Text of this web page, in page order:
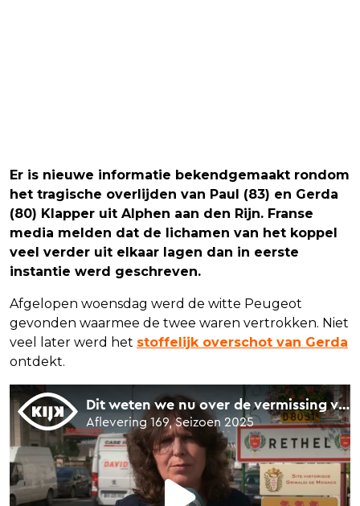
Er is nieuwe informatie bekendgemaakt rondom
het tragische overlijden van Paul (83) en Gerda
(80) Klapper uit Alphen aan den Rijn. Franse
media melden dat de lichamen van het koppel
veel verder uit elkaar lagen dan in eerste
instantie werd geschreven.
Afgelopen woensdag werd de witte Peugeot
gevonden waarmee de twee waren vertrokken. Niet
veel later werd het stoffelijk overschot van Gerda
ontdekt.